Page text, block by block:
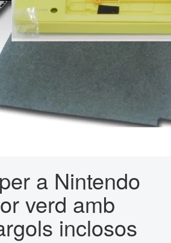
a Nintendo
verd amb
inclosos